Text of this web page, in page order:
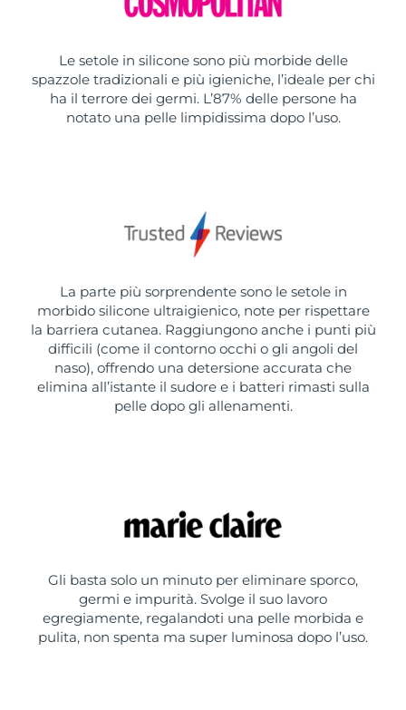
Le setole in silicone sono più morbide delle
spazzole tradizionali e più igieniche, l’ideale per chi
ha il terrore dei germi. L’87% delle persone ha
notato una pelle limpidissima dopo l’uso.
La parte più sorprendente sono le setole in
morbido silicone ultraigienico, note per rispettare
la barriera cutanea. Raggiungono anche i punti più
difficili (come il contorno occhi o gli angoli del
naso), offrendo una detersione accurata che
elimina all’istante il sudore e i batteri rimasti sulla
pelle dopo gli allenamenti.
Gli basta solo un minuto per eliminare sporco,
germi e impurità. Svolge il suo lavoro
egregiamente, regalandoti una pelle morbida e
pulita, non spenta ma super luminosa dopo l’uso.